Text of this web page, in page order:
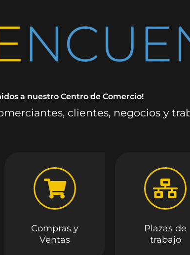
a nuestro Centro de Comercio!
clientes, negocios y
Compras y
Ventas
Plazas de
trabajo